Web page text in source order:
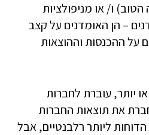
ו/ או מניפולציות
– הן האומדנים על קצב
על ההכנסות וההוצאות
יותר, עוברת לחברות
את תוצאות החברות
ליותר רלבנטיים, אבל